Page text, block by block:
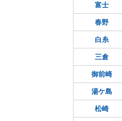
富士
春野
白糸
三倉
御前崎
湯ケ島
松崎